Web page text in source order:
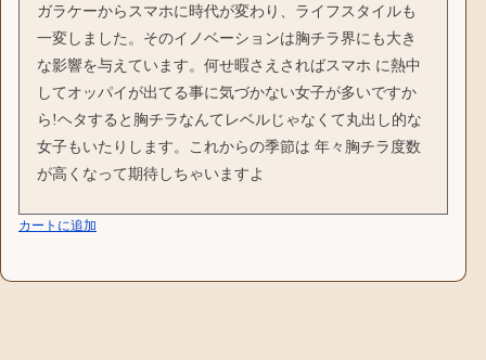
ガラケーからスマホに時代が変わり、ライフスタイルも
一変しました。そのイノベーションは胸チラ界にも大き
な影響を与えています。何せ暇さえさればスマホ に熱中
してオッパイが出てる事に気づかない女子が多いですか
ら!ヘタすると胸チラなんてレベルじゃなくて丸出し的な
女子もいたりします。これからの季節は 年々胸チラ度数
が高くなって期待しちゃいますよ
カートに追加